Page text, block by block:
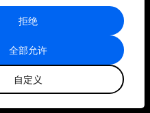
全部允许
自定义
拒绝
图
经济论坛